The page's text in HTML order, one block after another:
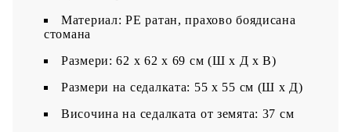
Материал: PE ратан, прахово боядисана
стомана
Размери: 62 x 62 x 69 см (Ш x Д x В)
Размери на седалката: 55 x 55 cм (Ш x Д)
Височина на седалката от земята: 37 см